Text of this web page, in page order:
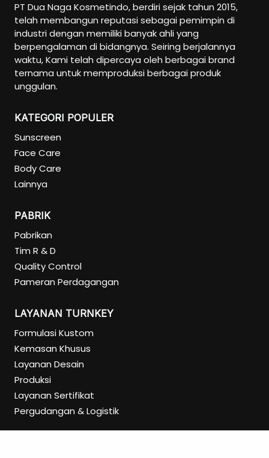
PT Dua Naga Kosmetindo, berdiri sejak tahun 2015,
telah membangun reputasi sebagai pemimpin di
industri dengan memiliki banyak ahli yang
berpengalaman di bidangnya. Seiring berjalannya
waktu, Kami telah dipercaya oleh berbagai brand
ternama untuk memproduksi berbagai produk
unggulan.
KATEGORI POPULER
Sunscreen
Face Care
Body Care
Lainnya
PABRIK
Pabrikan
Tim R & D
Quality Control
Pameran Perdagangan
LAYANAN TURNKEY
Formulasi Kustom
Kemasan Khusus
Layanan Desain
Produksi
Layanan Sertifikat
Pergudangan & Logistik